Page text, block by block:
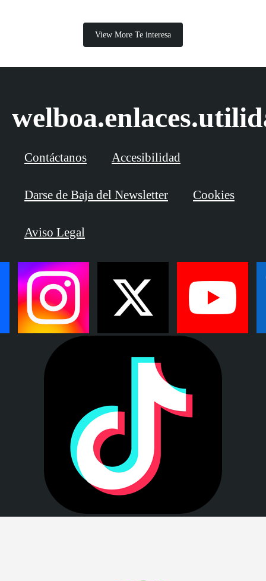
View More Te interesa
Contáctanos Accesibilidad
Darse de Baja del Newsletter Cookies
Aviso Legal